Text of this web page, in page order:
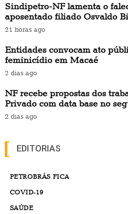
Sindipetro-NF lamenta o
aposentado filiado Osvaldo
21 horas ago
Entidades convocam ato
feminicídio em Macaé
2 dias ago
NF recebe propostas dos
Privado com data base no
2 dias ago
EDITORIAS
PETROBRÁS FICA
COVID-19
SAÚDE